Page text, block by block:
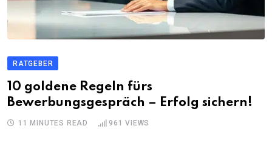
RATGEBER
10 goldene Regeln fürs
Bewerbungsgespräch – Erfolg sichern!
11 MINUTES READ 961 VIEWS